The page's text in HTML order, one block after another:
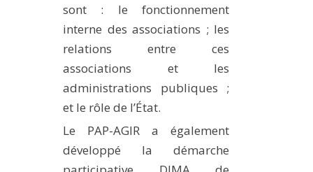
sont : le fonctionnement
interne des associations ; les
relations entre ces
associations et les
administrations publiques ;
et le rôle de l’État.
Le PAP-AGIR a également
développé la démarche